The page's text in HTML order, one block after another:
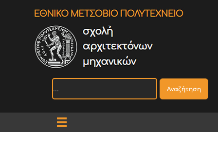
Αναζήτηση